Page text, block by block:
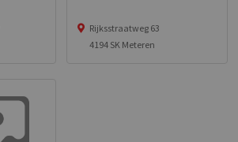
Rijksstraatweg 63
4194 SK Meteren